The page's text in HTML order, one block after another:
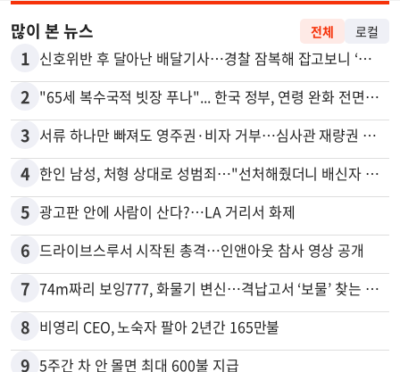
많이 본 뉴스 전체 로컬
1 신호위반 후 달아난 배달기사…경찰 잠복해 잡고보니 ‘반전’
2 "65세 복수국적 빗장 푸나"... 한국 정부, 연령 완화 전면 추진
3 서류 하나만 빠져도 영주권·비자 거부…심사관 재량권 대폭 확대
4 한인 남성, 처형 상대로 성범죄…"선처해줬더니 배신자 취급"
5 광고판 안에 사람이 산다?…LA 거리서 화제
6 드라이브스루서 시작된 총격…인앤아웃 참사 영상 공개
7 74m짜리 보잉777, 화물기 변신…격납고서 ‘보물’ 찾는 인천공항
8 비영리 CEO, 노숙자 팔아 2년간 165만불
9 5주간 차 안 몰면 최대 600불 지급